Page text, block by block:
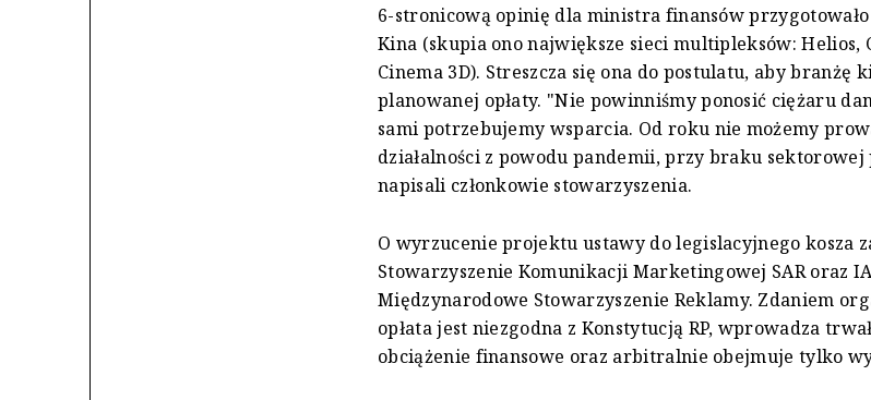
6-stronicową opinię dla ministra finansów
Kina (skupia ono największe sieci multipleksów: Helios,
Cinema 3D). Streszcza się ona do postulatu, aby branżę
planowanej opłaty. "Nie powinniśmy ponosić ciężaru
sami potrzebujemy wsparcia. Od roku nie możemy
działalności z powodu pandemii, przy braku
napisali członkowie stowarzyszenia.
O wyrzucenie projektu ustawy do legislacyjnego kosza
Stowarzyszenie Komunikacji Marketingowej SAR oraz
Międzynarodowe Stowarzyszenie Reklamy. Zdaniem
opłata jest niezgodna z Konstytucją RP, wprowadza
obciążenie finansowe oraz arbitralnie obejmuje tylko